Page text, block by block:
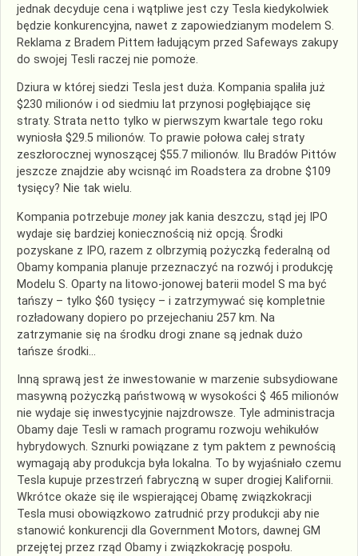
jednak decyduje cena i wątpliwe jest czy Tesla kiedykolwiek
będzie konkurencyjna, nawet z zapowiedzianym modelem S.
Reklama z Bradem Pittem ładującym przed Safeways zakupy
do swojej Tesli raczej nie pomoże.
Dziura w której siedzi Tesla jest duża. Kompania spaliła już
$230 milionów i od siedmiu lat przynosi pogłębiające się
straty. Strata netto tylko w pierwszym kwartale tego roku
wyniosła $29.5 milionów. To prawie połowa całej straty
zeszłorocznej wynoszącej $55.7 milionów. Ilu Bradów Pittów
jeszcze znajdzie aby wcisnąć im Roadstera za drobne $109
tysięcy? Nie tak wielu.
Kompania potrzebuje money jak kania deszczu, stąd jej IPO
wydaje się bardziej koniecznością niż opcją. Środki
pozyskane z IPO, razem z olbrzymią pożyczką federalną od
Obamy kompania planuje przeznaczyć na rozwój i produkcję
Modelu S. Oparty na litowo-jonowej baterii model S ma być
tańszy – tylko $60 tysięcy – i zatrzymywać się kompletnie
rozładowany dopiero po przejechaniu 257 km. Na
zatrzymanie się na środku drogi znane są jednak dużo
tańsze środki…
Inną sprawą jest że inwestowanie w marzenie subsydiowane
masywną pożyczką państwową w wysokości $ 465 milionów
nie wydaje się inwestycyjnie najzdrowsze. Tyle administracja
Obamy daje Tesli w ramach programu rozwoju wehikułów
hybrydowych. Sznurki powiązane z tym paktem z pewnością
wymagają aby produkcja była lokalna. To by wyjaśniało czemu
Tesla kupuje przestrzeń fabryczną w super drogiej Kalifornii.
Wkrótce okaże się ile wspierającej Obamę związkokracji
Tesla musi obowiązkowo zatrudnić przy produkcji aby nie
stanowić konkurencji dla Government Motors, dawnej GM
przejętej przez rząd Obamy i związkokrację pospołu.